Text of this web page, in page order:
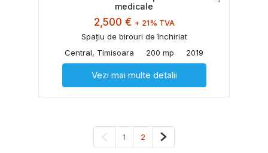
medicale
2,500 € + 21% TVA
Spațiu de birouri de închiriat
Central, Timisoara
200 mp 2019
Vezi mai multe detalii
Pagina anterioară
1 2 Pagina următoare